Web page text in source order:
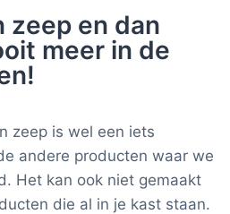
zeep en dan
meer in de
zeep is wel een iets
andere producten waar we
Het kan ook niet gemaakt
die al in je kast staan.